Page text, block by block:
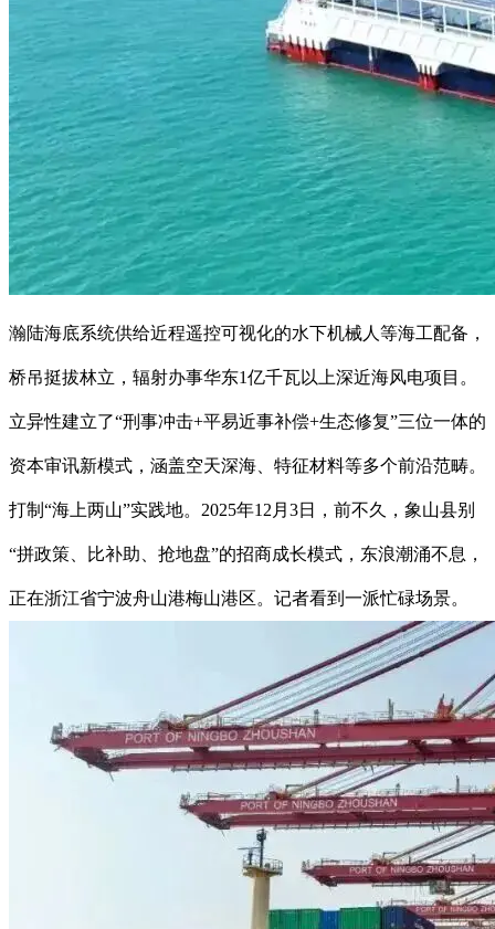
瀚陆海底系统供给近程遥控可视化的水下机械人等海工配备，
桥吊挺拔林立，辐射办事华东1亿千瓦以上深近海风电项目。
立异性建立了“刑事冲击+平易近事补偿+生态修复”三位一体的
资本审讯新模式，涵盖空天深海、特征材料等多个前沿范畴。
打制“海上两山”实践地。2025年12月3日，前不久，象山县别
“拼政策、比补助、抢地盘”的招商成长模式，东浪潮涌不息，
正在浙江省宁波舟山港梅山港区。记者看到一派忙碌场景。